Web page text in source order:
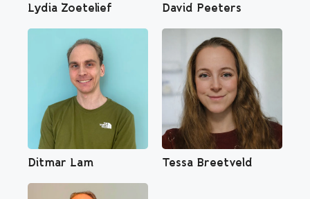
Lydia Zoetelief David Peeters
Ditmar Lam Tessa Breetveld